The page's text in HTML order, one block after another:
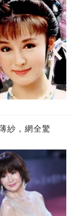
紗，網全驚